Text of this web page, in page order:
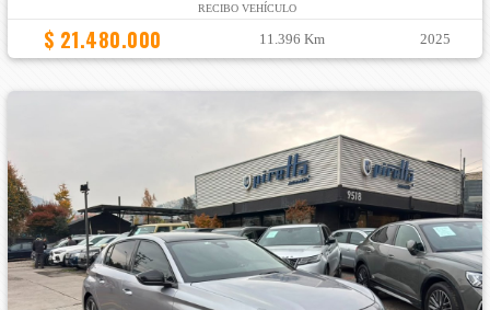
RECIBO VEHÍCULO
$ 21.480.000 11.396 Km 2025